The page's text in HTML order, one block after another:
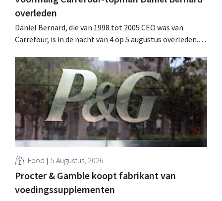
overleden
Daniel Bernard, die van 1998 tot 2005 CEO was van
Carrefour, is in de nacht van 4 op 5 augustus overleden.
retailer, realiseerde de fusie met Promodès en nam
toenmalig Belgisch marktleider GB over.
Food 5 Augustus, 2026
Procter & Gamble koopt fabrikant van
voedingssupplementen